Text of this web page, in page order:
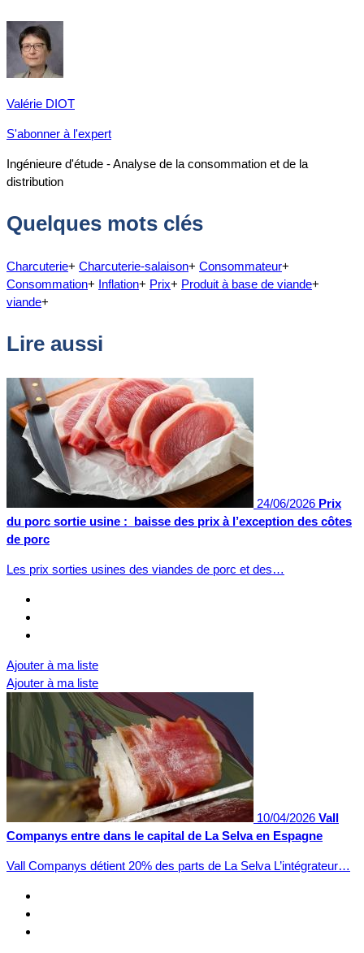
Valérie DIOT
S'abonner à l'expert
Ingénieure d'étude - Analyse de la consommation et de la
distribution
Quelques mots clés
Charcuterie+ Charcuterie-salaison+ Consommateur+
Consommation+ Inflation+ Prix+ Produit à base de viande+
viande+
Lire aussi
24/06/2026 Prix
du porc sortie usine : baisse des prix à l’exception des côtes
de porc
Les prix sorties usines des viandes de porc et des…
Ajouter à ma liste
Ajouter à ma liste
10/04/2026 Vall
Companys entre dans le capital de La Selva en Espagne
Vall Companys détient 20% des parts de La Selva L’intégrateur…